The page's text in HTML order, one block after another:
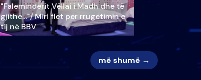
"Faleminderit Vëllai i Madh dhe të
gjithë…"/ Miri flet për rrugëtimin e
tij në BBV
më shumë →